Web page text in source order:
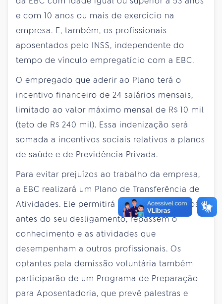
e com 10 anos ou mais de exercício na
empresa. E, também, os profissionais
aposentados pelo INSS, independente do
tempo de vínculo empregatício com a EBC.
O empregado que aderir ao Plano terá o
incentivo financeiro de 24 salários mensais,
limitado ao valor máximo mensal de R$ 10 mil
(teto de R$ 240 mil). Essa indenização será
somada a incentivos sociais relativos a planos
de saúde e de Previdência Privada.
Para evitar prejuízos ao trabalho da empresa,
a EBC realizará um Plano de Transferência de
Atividades. Ele permitirá que os empregados,
antes do seu desligamento, repassem o
conhecimento e as atividades que
desempenham a outros profissionais. Os
optantes pela demissão voluntária também
participarão de um Programa de Preparação
para Aposentadoria, que prevê palestras e